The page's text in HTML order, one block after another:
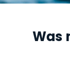
Was